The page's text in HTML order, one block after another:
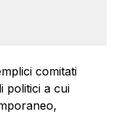
comitati
politici a cui